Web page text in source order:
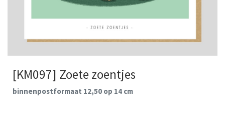
[KM097] Zoete zoentjes
binnenpostformaat 12,50 op 14 cm